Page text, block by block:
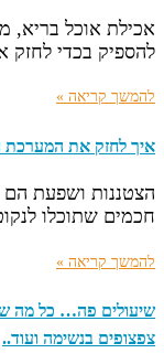
אכילת אוכל בריא,
להספיק בכדי לחזק
להמשך קריאה »
איך לחזק את המערכת החיסונית
הצטננות ושפעת הם
חכמים שתוכלו
להמשך קריאה »
שיעולים פה… כל מה
צפצופים בנשימה ועוד..